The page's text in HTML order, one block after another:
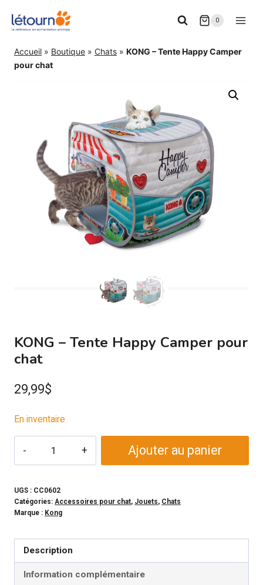
0
Accueil » Boutique » Chats » KONG – Tente Happy Camper
pour chat
KONG – Tente Happy Camper pour
chat
29,99$
En inventaire
-
Tente
Camper
pour
chat
Ajouter au panier
UGS : CC0602
Catégories: Accessoires pour chat, Jouets, Chats
Marque : Kong
Description
Information complémentaire